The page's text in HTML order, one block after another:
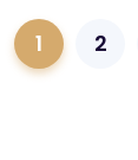
1 2